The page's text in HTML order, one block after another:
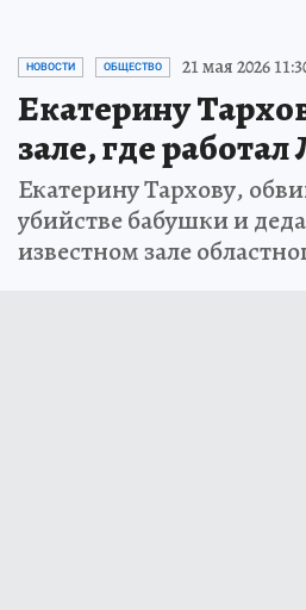
НОВОСТИ ОБЩЕСТВО 21 мая 2026
Екатерину
зале, где
Екатерину Тархову,
убийстве бабушки и
известном зале